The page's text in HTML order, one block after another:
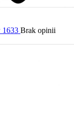
1633 Brak opinii